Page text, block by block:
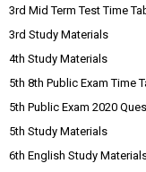
3rd Mid Term Test Time
3rd Study Materials
4th Study Materials
5th 8th Public Exam Time
5th Public Exam 2020
5th Study Materials
6th English Study